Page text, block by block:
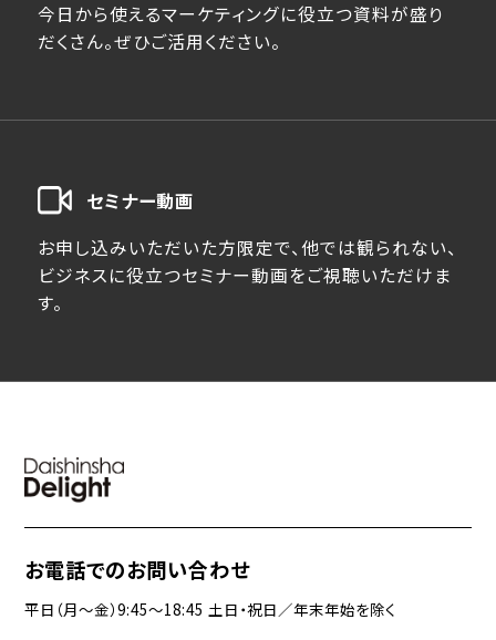
今日から使えるマーケティングに役立つ資料が盛り
だくさん。ぜひご活用ください。
セミナー動画
お申し込みいただいた方限定で、他では観られない、
ビジネスに役立つセミナー動画をご視聴いただけま
す。
お電話でのお問い合わせ
平日（月〜金）9:45〜18:45 土日・祝日／年末年始を除く